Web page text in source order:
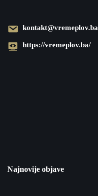
kontakt@vremeplov.ba
https://vremeplov.ba/
Najnovije objave